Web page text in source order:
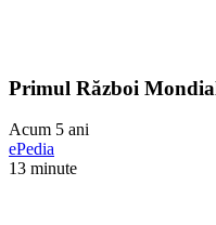
Primul Război
Acum 5 ani
ePedia
13 minute